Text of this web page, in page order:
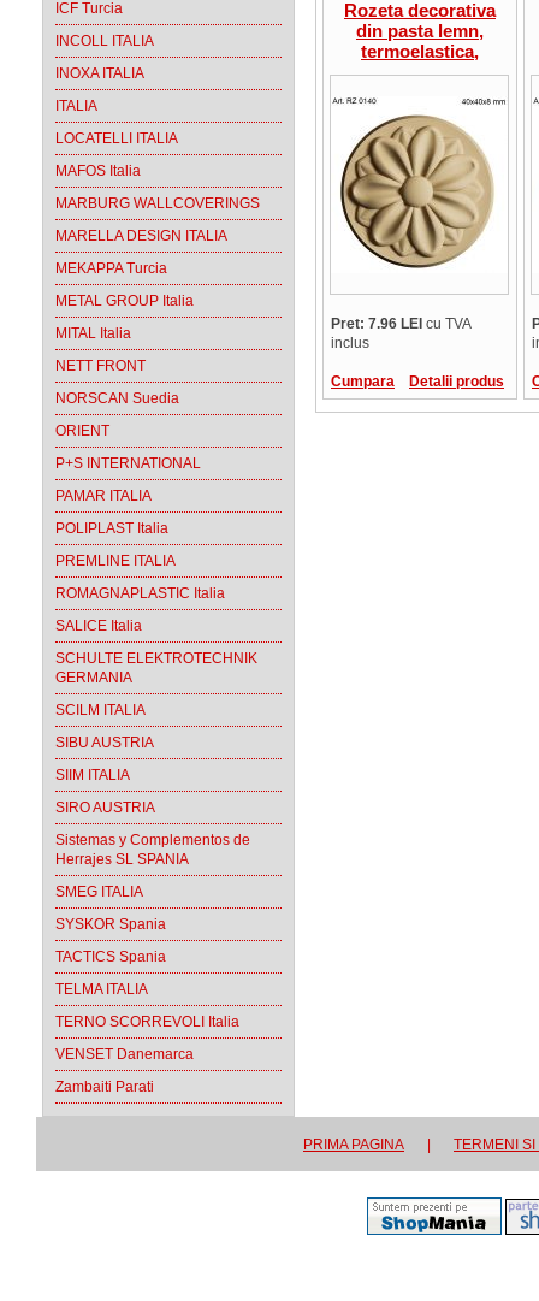
ICF Turcia
INCOLL ITALIA
INOXA ITALIA
ITALIA
LOCATELLI ITALIA
MAFOS Italia
MARBURG WALLCOVERINGS
MARELLA DESIGN ITALIA
MEKAPPA Turcia
METAL GROUP Italia
MITAL Italia
NETT FRONT
NORSCAN Suedia
ORIENT
P+S INTERNATIONAL
PAMAR ITALIA
POLIPLAST Italia
PREMLINE ITALIA
ROMAGNAPLASTIC Italia
SALICE Italia
SCHULTE ELEKTROTECHNIK
GERMANIA
SCILM ITALIA
SIBU AUSTRIA
SIIM ITALIA
SIRO AUSTRIA
Sistemas y Complementos de
Herrajes SL SPANIA
SMEG ITALIA
SYSKOR Spania
TACTICS Spania
TELMA ITALIA
TERNO SCORREVOLI Italia
VENSET Danemarca
Zambaiti Parati
Rozeta decorativa
din pasta lemn,
termoelastica,
RZ0140, rotunda, tip
x 40 x 8 mm
Pret: 7.96 LEI cu TVA
inclus
Cumpara Detalii produs
PRIMA PAGINA TERMENI SI